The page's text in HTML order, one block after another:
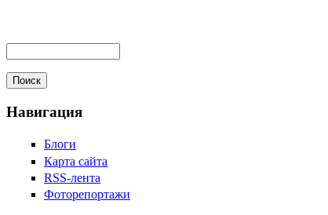
Навигация
Блоги
Карта сайта
RSS-лента
Фоторепортажи